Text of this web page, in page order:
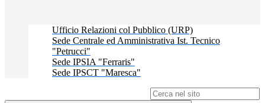
Ufficio Relazioni col Pubblico (URP)
Sede Centrale ed Amministrativa Ist. Tecnico
"Petrucci"
Sede IPSIA "Ferraris"
Sede IPSCT "Maresca"